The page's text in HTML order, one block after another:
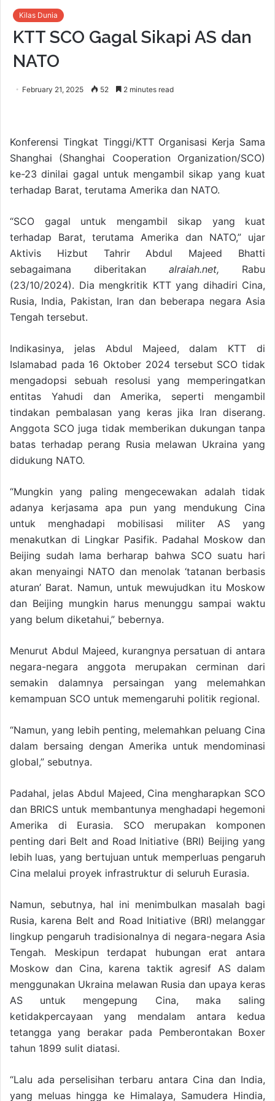
Kilas Dunia
KTT SCO Gagal Sikapi AS dan
NATO
February 21, 2025 52 2 minutes read
Konferensi Tingkat Tinggi/KTT Organisasi Kerja Sama
Shanghai (Shanghai Cooperation Organization/SCO)
ke-23 dinilai gagal untuk mengambil sikap yang kuat
terhadap Barat, terutama Amerika dan NATO.
“SCO gagal untuk mengambil sikap yang kuat
terhadap Barat, terutama Amerika dan NATO,” ujar
Aktivis Hizbut Tahrir Abdul Majeed Bhatti
sebagaimana diberitakan alraiah.net, Rabu
(23/10/2024). Dia mengkritik KTT yang dihadiri Cina,
Rusia, India, Pakistan, Iran dan beberapa negara Asia
Tengah tersebut.
Indikasinya, jelas Abdul Majeed, dalam KTT di
Islamabad pada 16 Oktober 2024 tersebut SCO tidak
mengadopsi sebuah resolusi yang memperingatkan
entitas Yahudi dan Amerika, seperti mengambil
tindakan pembalasan yang keras jika Iran diserang.
Anggota SCO juga tidak memberikan dukungan tanpa
batas terhadap perang Rusia melawan Ukraina yang
didukung NATO.
“Mungkin yang paling mengecewakan adalah tidak
adanya kerjasama apa pun yang mendukung Cina
untuk menghadapi mobilisasi militer AS yang
menakutkan di Lingkar Pasifik. Padahal Moskow dan
Beijing sudah lama berharap bahwa SCO suatu hari
akan menyaingi NATO dan menolak ‘tatanan berbasis
aturan’ Barat. Namun, untuk mewujudkan itu Moskow
dan Beijing mungkin harus menunggu sampai waktu
yang belum diketahui,” bebernya.
Menurut Abdul Majeed, kurangnya persatuan di antara
negara-negara anggota merupakan cerminan dari
semakin dalamnya persaingan yang melemahkan
kemampuan SCO untuk memengaruhi politik regional.
“Namun, yang lebih penting, melemahkan peluang Cina
dalam bersaing dengan Amerika untuk mendominasi
global,” sebutnya.
Padahal, jelas Abdul Majeed, Cina mengharapkan SCO
dan BRICS untuk membantunya menghadapi hegemoni
Amerika di Eurasia. SCO merupakan komponen
penting dari Belt and Road Initiative (BRI) Beijing yang
lebih luas, yang bertujuan untuk memperluas pengaruh
Cina melalui proyek infrastruktur di seluruh Eurasia.
Namun, sebutnya, hal ini menimbulkan masalah bagi
Rusia, karena Belt and Road Initiative (BRI) melanggar
lingkup pengaruh tradisionalnya di negara-negara Asia
Tengah. Meskipun terdapat hubungan erat antara
Moskow dan Cina, karena taktik agresif AS dalam
menggunakan Ukraina melawan Rusia dan upaya keras
AS untuk mengepung Cina, maka saling
ketidakpercayaan yang mendalam antara kedua
tetangga yang berakar pada Pemberontakan Boxer
tahun 1899 sulit diatasi.
“Lalu ada perselisihan terbaru antara Cina dan India,
yang meluas hingga ke Himalaya, Samudera Hindia,